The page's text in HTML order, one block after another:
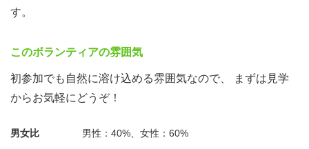
す。
このボランティアの雰囲気
初参加でも自然に溶け込める雰囲気なので、 まずは見学
からお気軽にどうぞ！
男女比 男性：40%、女性：60%